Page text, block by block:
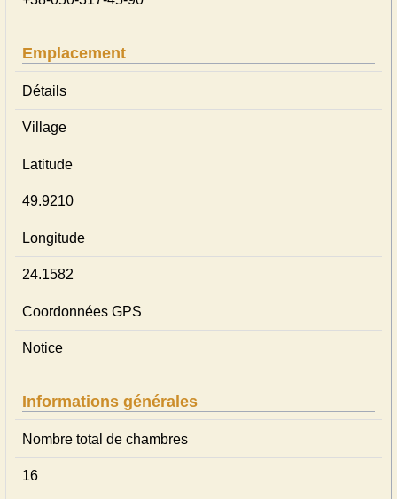
Emplacement
Détails
Village
Latitude
49.9210
Longitude
24.1582
Coordonnées GPS
Notice
Informations générales
Nombre total de chambres
16